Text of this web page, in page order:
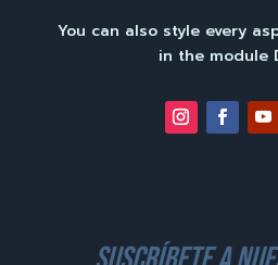
You can also style every
in the module